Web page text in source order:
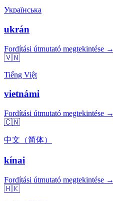
Українська
ukrán
Fordítási útmutató megtekintése →
🇻🇳
Tiếng Việt
vietnámi
Fordítási útmutató megtekintése →
🇨🇳
中文（简体）
kínai
Fordítási útmutató megtekintése →
🇭🇰